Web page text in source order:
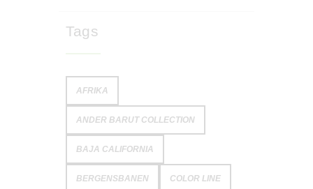
Tags
AFRIKA
ANDER BARUT COLLECTION
BAJA CALIFORNIA
BERGENSBANEN COLOR LINE